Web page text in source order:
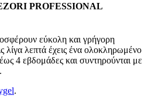
PROFESSIONAL
εύκολη και γρήγορη
λεπτά έχεις ένα ολοκληρωμένο
4 εβδομάδες και συντηρούνται με
.